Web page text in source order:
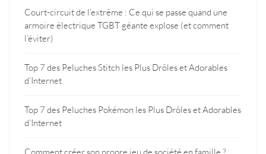
Court-circuit de l’extrême : Ce qui se passe quand une
armoire électrique TGBT géante explose (et comment
l’éviter)
Top 7 des Peluches Stitch les Plus Drôles et Adorables
d’Internet
Top 7 des Peluches Pokémon les Plus Drôles et Adorables
d’Internet